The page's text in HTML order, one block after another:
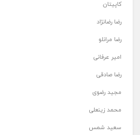
کاپیتان
رضا رضانژاد
رضا مرانلو
امیر عرفانی
رضا صادقی
مجید رضوی
محمد زینعلی
سعید شمس